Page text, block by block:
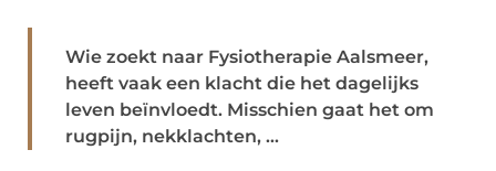
Wie zoekt naar Fysiotherapie Aalsmeer,
heeft vaak een klacht die het dagelijks
leven beïnvloedt. Misschien gaat het om
rugpijn, nekklachten, ...